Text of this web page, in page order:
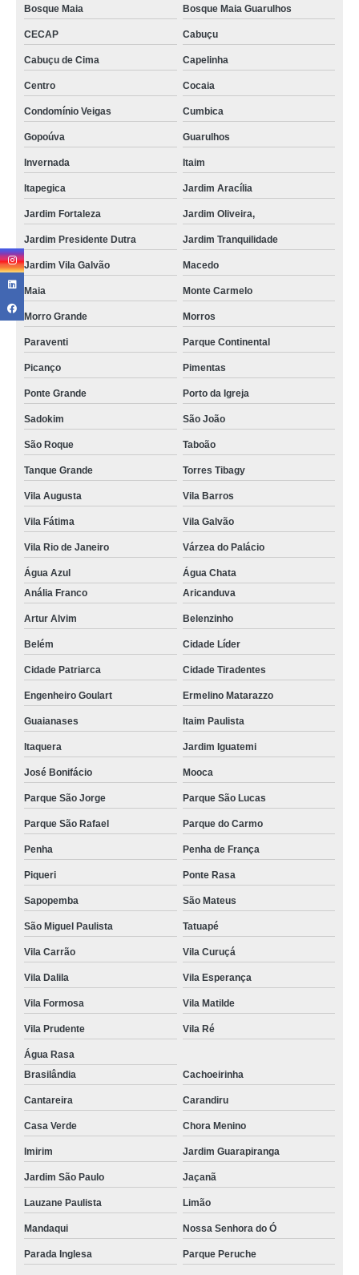
Bosque Maia Bosque Maia Guarulhos
CECAP Cabuçu
Cabuçu de Cima Capelinha
Centro Cocaia
Condomínio Veigas Cumbica
Gopoúva Guarulhos
Invernada Itaim
Itapegica Jardim Aracília
Jardim Fortaleza Jardim Oliveira,
Jardim Presidente Dutra Jardim Tranquilidade
Jardim Vila Galvão Macedo
Maia Monte Carmelo
Morro Grande Morros
Paraventi Parque Continental
Picanço Pimentas
Ponte Grande Porto da Igreja
Sadokim São João
São Roque Taboão
Tanque Grande Torres Tibagy
Vila Augusta Vila Barros
Vila Fátima Vila Galvão
Vila Rio de Janeiro Várzea do Palácio
Água Azul
Água Chata
Anália Franco
Aricanduva
Artur Alvim Belenzinho
Belém Cidade Líder
Cidade Patriarca Cidade Tiradentes
Engenheiro Goulart Ermelino Matarazzo
Guaianases Itaim Paulista
Itaquera Jardim Iguatemi
José Bonifácio Mooca
Parque São Jorge Parque São Lucas
Parque São Rafael Parque do Carmo
Penha Penha de França
Piqueri Ponte Rasa
Sapopemba São Mateus
São Miguel Paulista Tatuapé
Vila Carrão Vila Curuçá
Vila Dalila Vila Esperança
Vila Formosa Vila Matilde
Vila Prudente Vila Ré
Água Rasa
Brasilândia
Cachoeirinha
Cantareira Carandiru
Casa Verde Chora Menino
Imirim Jardim Guarapiranga
Jardim São Paulo Jaçanã
Lauzane Paulista Limão
Mandaqui Nossa Senhora do Ó
Parada Inglesa Parque Peruche